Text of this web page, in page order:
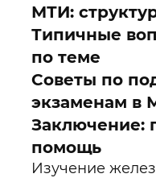
МТИ:
Типичные
по теме
Советы по
экзаменам в
Заключение:
помощь
Изучение